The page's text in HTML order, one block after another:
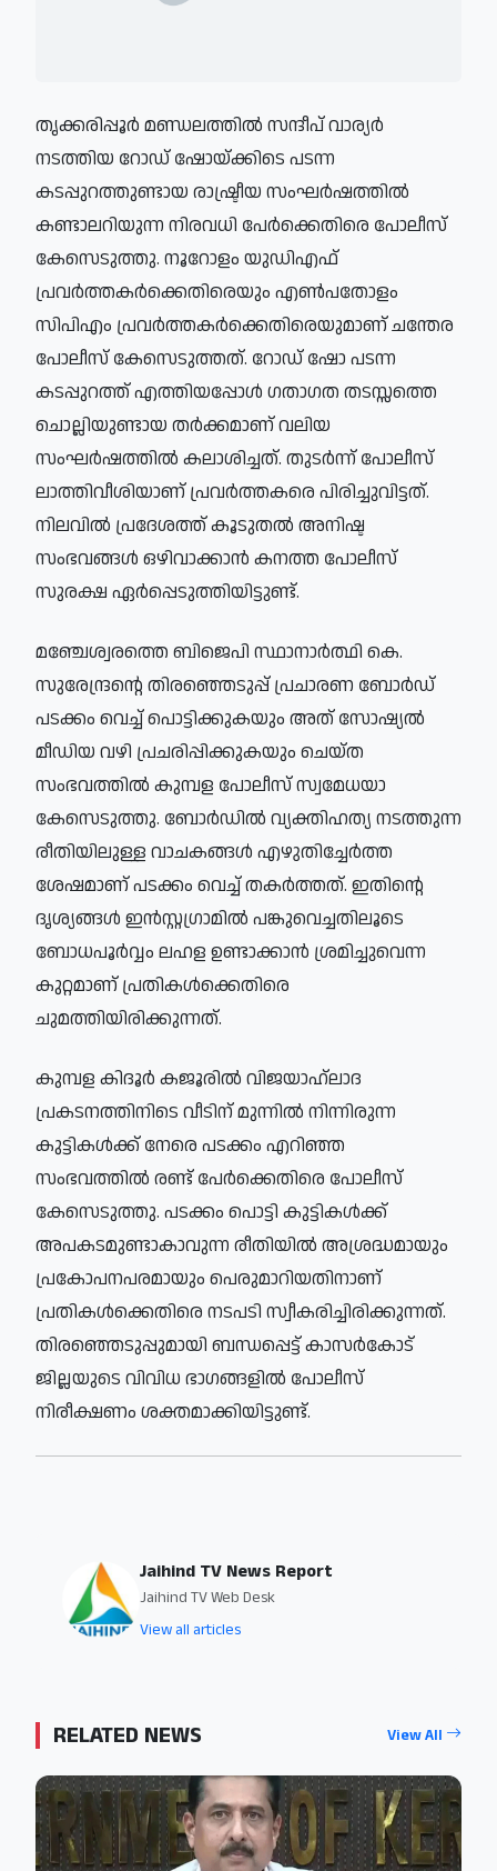
തൃക്കരിപ്പൂർ മണ്ഡലത്തിൽ സന്ദീപ് വാര്യർ
നടത്തിയ റോഡ് ഷോയ്ക്കിടെ പടന്ന
കടപ്പുറത്തുണ്ടായ രാഷ്ട്രീയ സംഘർഷത്തിൽ
കണ്ടാലറിയുന്ന നിരവധി പേർക്കെതിരെ പോലീസ്
കേസെടുത്തു. നൂറോളം യുഡിഎഫ്
പ്രവർത്തകർക്കെതിരെയും എൺപതോളം
സിപിഎം പ്രവർത്തകർക്കെതിരെയുമാണ് ചന്തേര
പോലീസ് കേസെടുത്തത്. റോഡ് ഷോ പടന്ന
കടപ്പുറത്ത് എത്തിയപ്പോൾ ഗതാഗത തടസ്സത്തെ
ചൊല്ലിയുണ്ടായ തർക്കമാണ് വലിയ
സംഘർഷത്തിൽ കലാശിച്ചത്. തുടർന്ന് പോലീസ്
ലാത്തിവീശിയാണ് പ്രവർത്തകരെ പിരിച്ചുവിട്ടത്.
നിലവിൽ പ്രദേശത്ത് കൂടുതൽ അനിഷ്ട
സംഭവങ്ങൾ ഒഴിവാക്കാൻ കനത്ത പോലീസ്
സുരക്ഷ ഏർപ്പെടുത്തിയിട്ടുണ്ട്.
മഞ്ചേശ്വരത്തെ ബിജെപി സ്ഥാനാർത്ഥി കെ.
സുരേന്ദ്രന്റെ തിരഞ്ഞെടുപ്പ് പ്രചാരണ ബോർഡ്
പടക്കം വെച്ച് പൊട്ടിക്കുകയും അത് സോഷ്യൽ
മീഡിയ വഴി പ്രചരിപ്പിക്കുകയും ചെയ്ത
സംഭവത്തിൽ കുമ്പള പോലീസ് സ്വമേധയാ
കേസെടുത്തു. ബോർഡിൽ വ്യക്തിഹത്യ നടത്തുന്ന
രീതിയിലുള്ള വാചകങ്ങൾ എഴുതിച്ചേർത്ത
ശേഷമാണ് പടക്കം വെച്ച് തകർത്തത്. ഇതിന്റെ
ദൃശ്യങ്ങൾ ഇൻസ്റ്റഗ്രാമിൽ പങ്കുവെച്ചതിലൂടെ
ബോധപൂർവ്വം ലഹള ഉണ്ടാക്കാൻ ശ്രമിച്ചുവെന്ന
കുറ്റമാണ് പ്രതികൾക്കെതിരെ
ചുമത്തിയിരിക്കുന്നത്.
കുമ്പള കിദൂർ കജൂരിൽ വിജയാഹ്ലാദ
പ്രകടനത്തിനിടെ വീടിന് മുന്നിൽ നിന്നിരുന്ന
കുട്ടികൾക്ക് നേരെ പടക്കം എറിഞ്ഞ
സംഭവത്തിൽ രണ്ട് പേർക്കെതിരെ പോലീസ്
കേസെടുത്തു. പടക്കം പൊട്ടി കുട്ടികൾക്ക്
അപകടമുണ്ടാകാവുന്ന രീതിയിൽ അശ്രദ്ധമായും
പ്രകോപനപരമായും പെരുമാറിയതിനാണ്
പ്രതികൾക്കെതിരെ നടപടി സ്വീകരിച്ചിരിക്കുന്നത്.
തിരഞ്ഞെടുപ്പുമായി ബന്ധപ്പെട്ട് കാസർകോട്
ജില്ലയുടെ വിവിധ ഭാഗങ്ങളിൽ പോലീസ്
നിരീക്ഷണം ശക്തമാക്കിയിട്ടുണ്ട്.
Jaihind TV News Report
Jaihind TV Web Desk
View all articles
RELATED NEWS View All